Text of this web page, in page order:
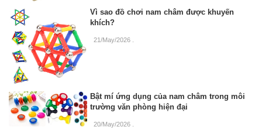
Vì sao đồ chơi nam châm được khuyến
khích?
21/May/2026
Bật mí ứng dụng của nam châm trong môi
trường văn phòng hiện đại
20/May/2026